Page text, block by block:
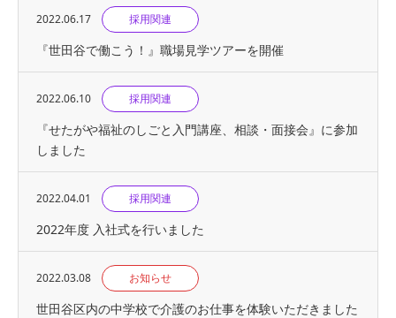
2022.06.17 採用関連
『世⽥⾕で働こう！』職場見学ツアーを開催
2022.06.10 採用関連
『せたがや福祉のしごと入門講座、相談・面接会』に参加
しました
2022.04.01 採用関連
2022年度 入社式を行いました
2022.03.08 お知らせ
世田谷区内の中学校で介護のお仕事を体験いただきました